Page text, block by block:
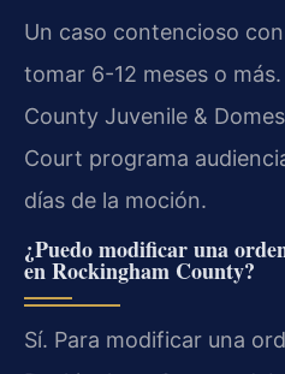
Un caso contencioso
tomar 6-12 meses o
County Juvenile &
Court programa
días de la moción.
¿Puedo modificar una
en Rockingham County?
Sí. Para modificar una